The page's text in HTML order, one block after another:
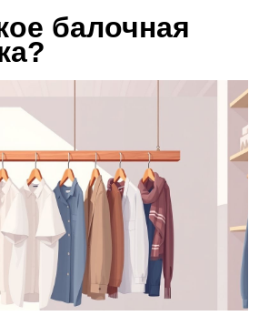
балочная